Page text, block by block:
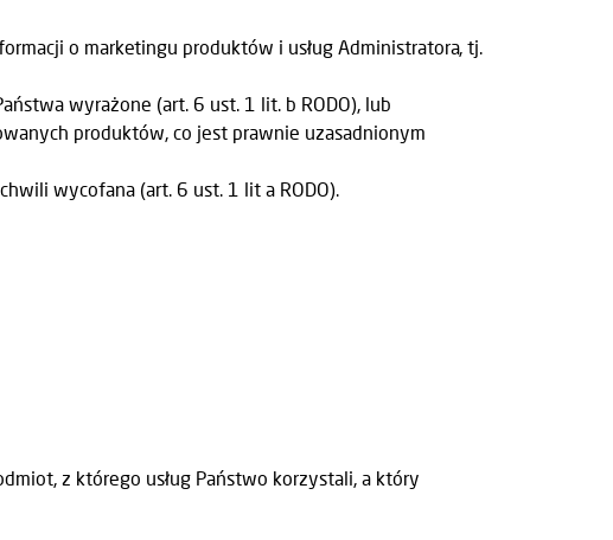
o marketingu produktów i usług Administratora, tj.
wyrażone (art. 6 ust. 1 lit. b RODO), lub
produktów, co jest prawnie uzasadnionym
wycofana (art. 6 ust. 1 lit a RODO).
z którego usług Państwo korzystali, a który